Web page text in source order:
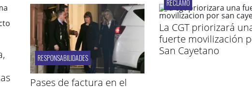
RESPONSABILIDADES
Pases de factura en el
RECLAMO
La CGT priorizará
fuerte movilización
San Cayetano